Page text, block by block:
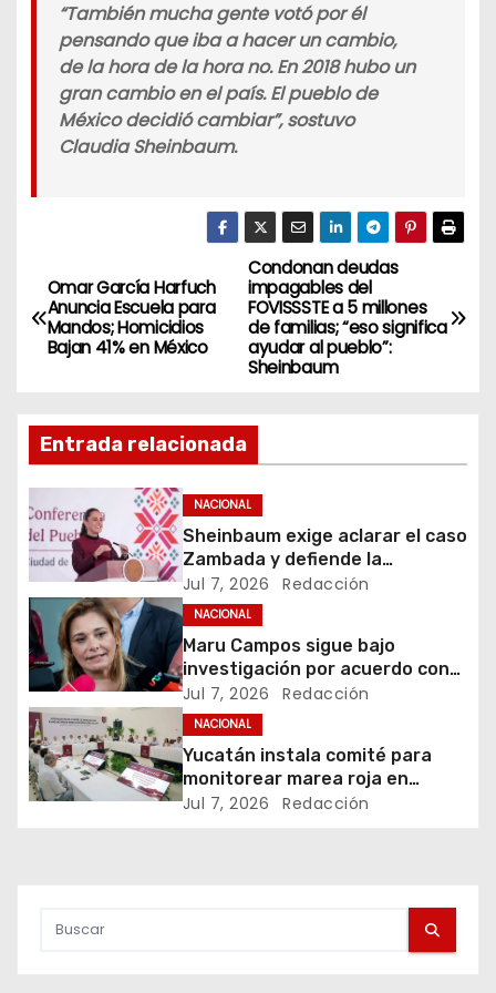
“También mucha gente votó por él
pensando que iba a hacer un cambio,
de la hora de la hora no. En 2018 hubo un
gran cambio en el país. El pueblo de
México decidió cambiar”, sostuvo
Claudia Sheinbaum.
N
a
e
g
a
c
i
ó
n
d
e
Condonan deudas
impagables del
FOVISSSTE a 5 millones
de familias; “eso significa
ayudar al pueblo”:
Sheinbaum
Omar García Harfuch
Anuncia Escuela para
Mandos; Homicidios
Bajan 41% en México
Entrada relacionada
NACIONAL
Sheinbaum exige aclarar el caso
Zambada y defiende la
soberanía
Jul 7, 2026 Redacción
NACIONAL
Maru Campos sigue bajo
investigación por acuerdo con
agencias de EU
Jul 7, 2026 Redacción
NACIONAL
Yucatán instala comité para
monitorear marea roja en
vacaciones
Jul 7, 2026 Redacción